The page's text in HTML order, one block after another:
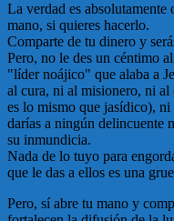
La verdad es absolutamente
mano, si quieres hacerlo.
Comparte de tu dinero y
Pero, no le des un céntimo
"líder noájico" que alaba a
al cura, ni al misionero, ni al
es lo mismo que jasídico),
darías a ningún delincuente
su inmundicia.
Nada de lo tuyo para
que le das a ellos es una
Pero, sí abre tu mano y